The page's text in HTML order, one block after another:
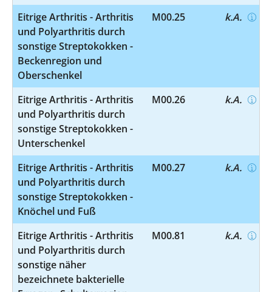
Eitrige Arthritis - Arthritis
und Polyarthritis durch
sonstige Streptokokken -
Beckenregion und
Oberschenkel
M00.25 k.A.
Eitrige Arthritis - Arthritis
und Polyarthritis durch
sonstige Streptokokken -
Unterschenkel
M00.26 k.A.
Eitrige Arthritis - Arthritis
und Polyarthritis durch
sonstige Streptokokken -
Knöchel und Fuß
M00.27 k.A.
Eitrige Arthritis - Arthritis
und Polyarthritis durch
sonstige näher
bezeichnete bakterielle
M00.81 k.A.